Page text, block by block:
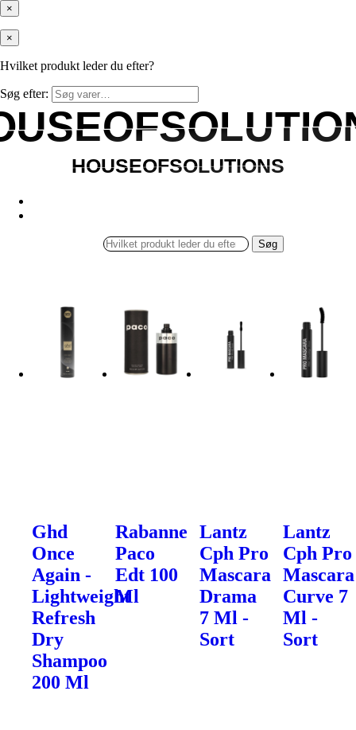
×
×
Hvilket produkt leder du efter?
Søg efter:
HOUSEOFSOLUTIONS
HOUSEOFSOLUTIONS
Søg
Ghd
Once
Again -
Lightweight
Refresh
Dry
Shampoo
200 Ml
Rabanne
Paco
Edt 100
Ml
Lantz
Cph Pro
Mascara
Drama
7 Ml -
Sort
Lantz
Cph Pro
Mascara
Curve 7
Ml -
Sort